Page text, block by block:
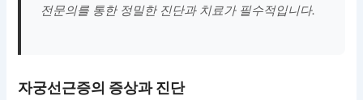
전문의를 통한 정밀한 진단과 치료가 필수적입니다.
자궁선근증의 증상과 진단